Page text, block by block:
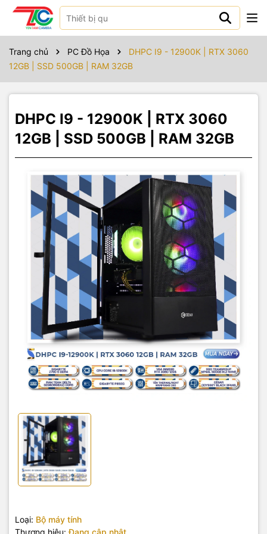
Trang chủ PC Đồ Họa
DHPC I9 - 12900K | RTX 3060
12GB | SSD 500GB | RAM 32GB
DHPC I9 - 12900K | RTX 3060
12GB | SSD 500GB | RAM 32GB
Loại: Bộ máy tính
Thương hiệu: Đang cập nhật
Sản phẩm bao gồm